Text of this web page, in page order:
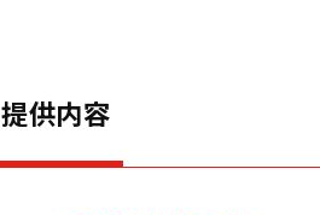
提供内容